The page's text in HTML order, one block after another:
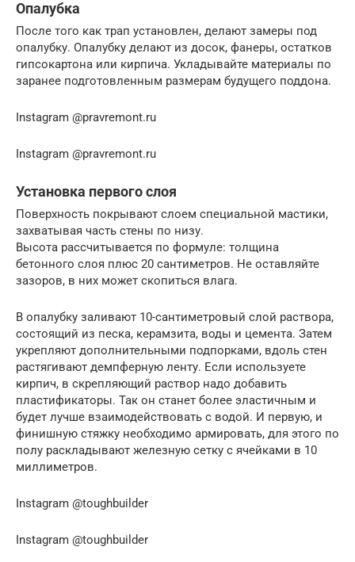
Опалубка
После того как трап установлен, делают замеры под
опалубку. Опалубку делают из досок, фанеры, остатков
гипсокартона или кирпича. Укладывайте материалы по
заранее подготовленным размерам будущего поддона.
Instagram @pravremont.ru
Instagram @pravremont.ru
Установка первого слоя
Поверхность покрывают слоем специальной мастики,
захватывая часть стены по низу.
Высота рассчитывается по формуле: толщина
бетонного слоя плюс 20 сантиметров. Не оставляйте
зазоров, в них может скопиться влага.
В опалубку заливают 10-сантиметровый слой раствора,
состоящий из песка, керамзита, воды и цемента. Затем
укрепляют дополнительными подпорками, вдоль стен
растягивают демпферную ленту. Если используете
кирпич, в скрепляющий раствор надо добавить
пластификаторы. Так он станет более эластичным и
будет лучше взаимодействовать с водой. И первую, и
финишную стяжку необходимо армировать, для этого по
полу раскладывают железную сетку с ячейками в 10
миллиметров.
Instagram @toughbuilder
Instagram @toughbuilder